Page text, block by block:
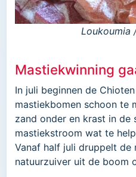
Loukoumia
Mastiekwinning
In juli beginnen de
mastiekbomen schoon te
zand onder en krast in de
mastiekstroom wat te
Vanaf half juli druppelt de
natuurzuiver uit de boom